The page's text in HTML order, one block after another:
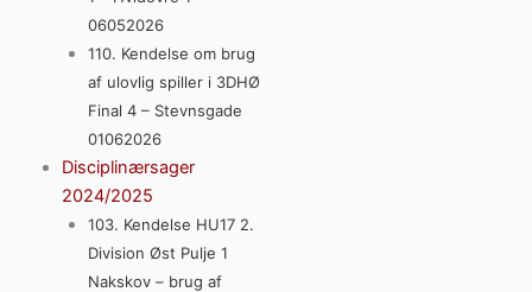
06052026
110. Kendelse om brug
af ulovlig spiller i 3DHØ
Final 4 – Stevnsgade
01062026
Disciplinærsager
2024/2025
103. Kendelse HU17 2.
Division Øst Pulje 1
Nakskov – brug af